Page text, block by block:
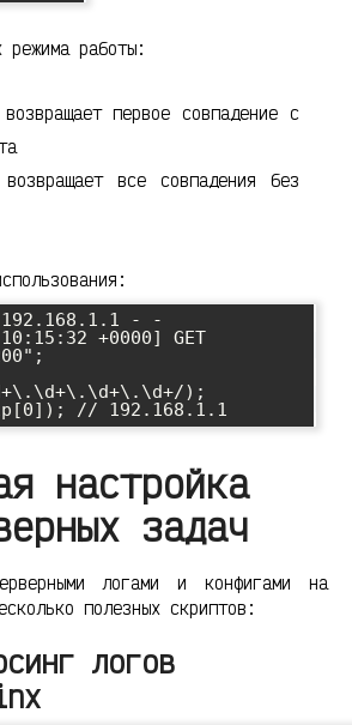
режима работы:
первое совпадение с
все совпадения без
- -
+0000] GET
);
// 192.168.1.1
настройка
задач
логами и конфигами на
полезных скриптов:
логов